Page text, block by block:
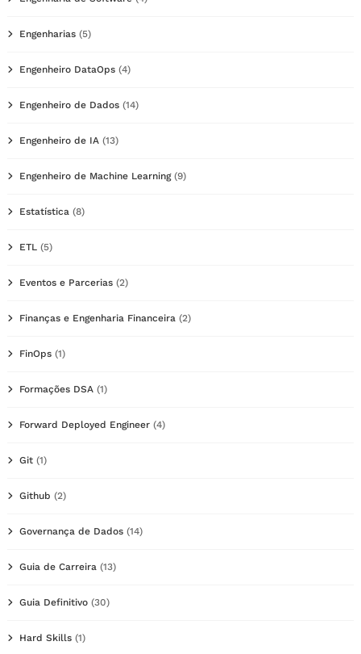
Engenharias (5)
Engenheiro DataOps (4)
Engenheiro de Dados (14)
Engenheiro de IA (13)
Engenheiro de Machine Learning(9)
Estatística (8)
ETL (5)
Eventos e Parcerias (2)
Finanças e Engenharia Financeira (2)
FinOps (1)
Formações DSA (1)
Forward Deployed Engineer (4)
Git (1)
Github (2)
Governança de Dados (14)
Guia de Carreira (13)
Guia Definitivo (30)
Hard Skills (1)